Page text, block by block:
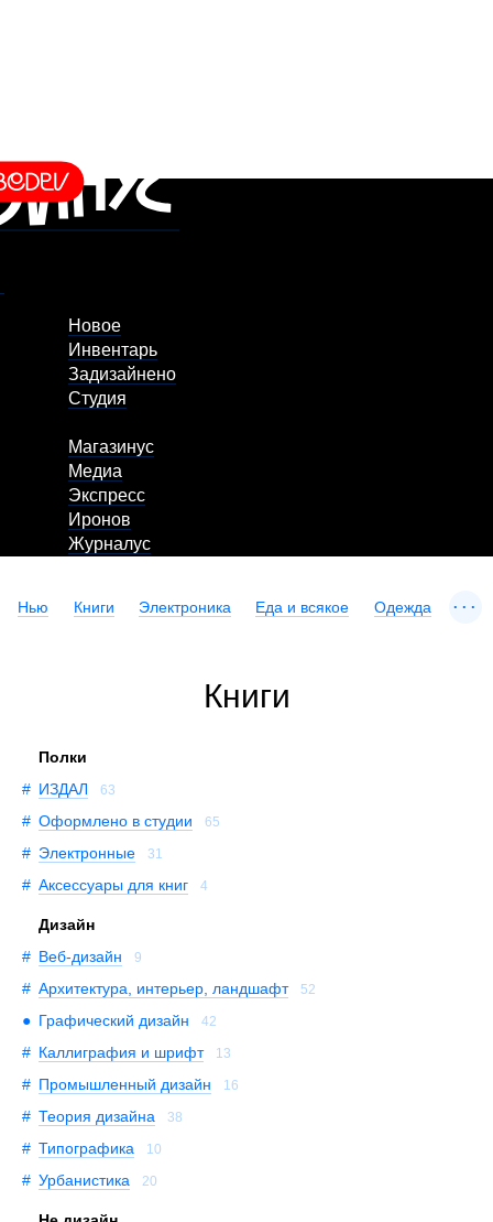
Новое
Инвентарь
Задизайнено
Студия
Магазинус
Медиа
Экспресс
Иронов
Журналус
Нью Книги Электроника Еда и всякое Одежда ...
Книги
Полки
ИЗДАЛ
63
Оформлено в студии 65
Электронные 31
Аксессуары для книг 4
Дизайн
Веб-дизайн
9
Архитектура, интерьер, ландшафт 52
Графический дизайн 42
Каллиграфия и шрифт 13
Промышленный дизайн 16
Теория дизайна 38
Типографика 10
Урбанистика 20